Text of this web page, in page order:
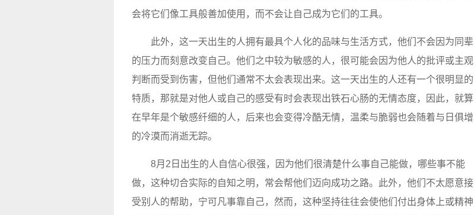
会将它们像工具般善加使用，而不会让自己成为它们的工具。
此外，这一天出生的人拥有最具个人化的品味与生活方式，他们不会因为同辈
的压力而刻意改变自己。他们之中较为敏感的人，很可能会因为他人的批评或主观
判断而受到伤害，但他们通常不太会表现出来。这一天出生的人还有一个很明显的
特质，那就是对他人或自己的感受有时会表现出铁石心肠的无情态度，因此，就算
在早年是个敏感纤细的人，后来也会变得冷酷无情，温柔与脆弱也会随着与日俱增
的冷漠而消逝无踪。
8月2日出生的人自信心很强，因为他们很清楚什么事自己能做，哪些事不能
做，这种切合实际的自知之明，常会帮他们迈向成功之路。此外，他们不太愿意接
受别人的帮助，宁可凡事靠自己，然而，这种坚持往往会使他们付出身体上或精神